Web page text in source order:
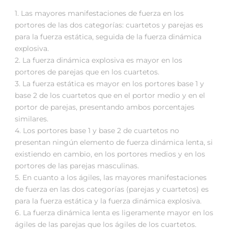
1. Las mayores manifestaciones de fuerza en los
portores de las dos categorías: cuartetos y parejas es
para la fuerza estática, seguida de la fuerza dinámica
explosiva.
2. La fuerza dinámica explosiva es mayor en los
portores de parejas que en los cuartetos.
3. La fuerza estática es mayor en los portores base 1 y
base 2 de los cuartetos que en el portor medio y en el
portor de parejas, presentando ambos porcentajes
similares.
4. Los portores base 1 y base 2 de cuartetos no
presentan ningún elemento de fuerza dinámica lenta, si
existiendo en cambio, en los portores medios y en los
portores de las parejas masculinas.
5. En cuanto a los ágiles, las mayores manifestaciones
de fuerza en las dos categorías (parejas y cuartetos) es
para la fuerza estática y la fuerza dinámica explosiva.
6. La fuerza dinámica lenta es ligeramente mayor en los
ágiles de las parejas que los ágiles de los cuartetos.